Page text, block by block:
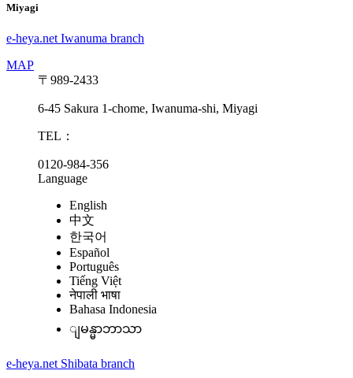
Miyagi
e-heya.net Iwanuma branch
MAP
〒989-2433
6-45 Sakura 1-chome, Iwanuma-shi, Miyagi
TEL：
0120-984-356
Language
English
中文
한국어
Español
Português
Tiếng Việt
नेपाली भाषा
Bahasa Indonesia
ျမန္မာဘာသာ
e-heya.net Shibata branch